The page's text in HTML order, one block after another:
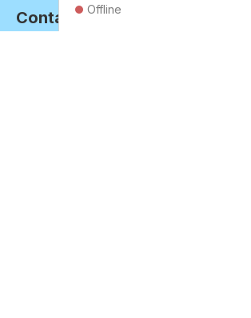
Contact Offline